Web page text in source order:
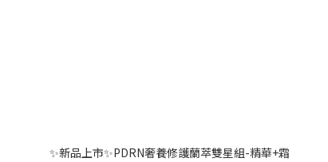
✨新品上市✨PDRN奢養修護蘭萃雙星組-精華+霜